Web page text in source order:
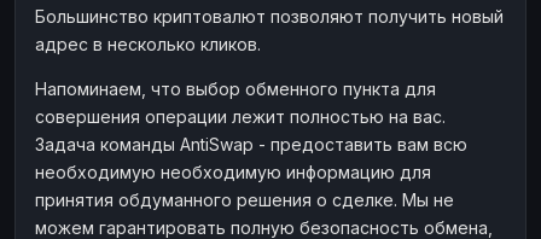
Большинство криптовалют позволяют получить новый
адрес в несколько кликов.
Напоминаем, что выбор обменного пункта для
совершения операции лежит полностью на вас.
Задача команды AntiSwap - предоставить вам всю
необходимую необходимую информацию для
принятия обдуманного решения о сделке. Мы не
можем гарантировать полную безопасность обмена,